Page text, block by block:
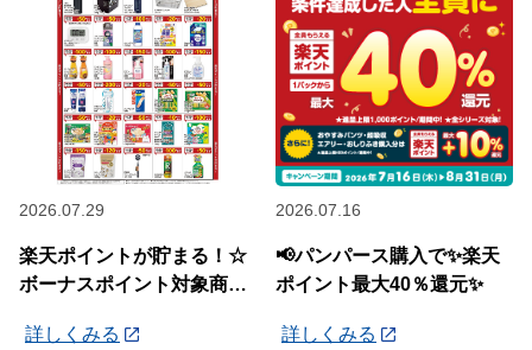
2026.07.29
楽天ポイントが貯まる！☆
ボーナスポイント対象商品
詳しくみる
2026.07.16
📢パンパース購入で✨楽天
ポイント最大40％還元✨
詳しくみる